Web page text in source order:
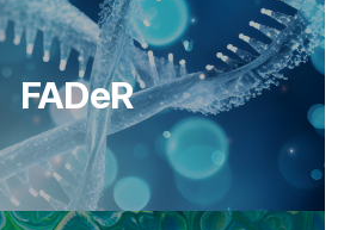
FADeR